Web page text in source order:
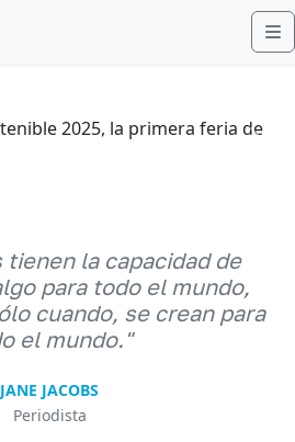
tienen la capacidad de
para todo el mundo,
cuando, se crean para
el mundo."
JANE JACOBS
Periodista